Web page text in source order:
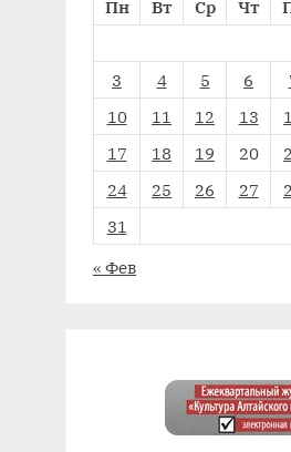
Пн Вт Ср Чт
3
4 5 6
10
11 12 13
17
18 19 20
24
25 26 27
31
« Фев